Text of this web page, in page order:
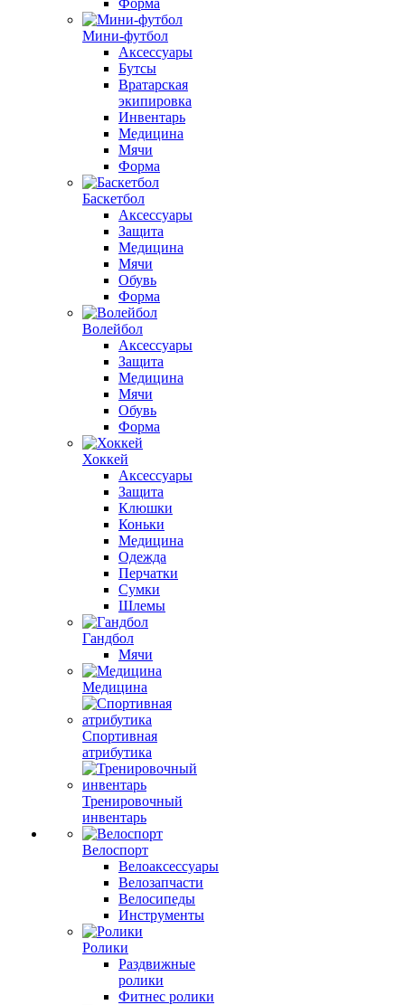
Форма
Мини-футбол
Аксессуары
Бутсы
Вратарская
экипировка
Инвентарь
Медицина
Мячи
Форма
Баскетбол
Аксессуары
Защита
Медицина
Мячи
Обувь
Форма
Волейбол
Аксессуары
Защита
Медицина
Мячи
Обувь
Форма
Хоккей
Аксессуары
Защита
Клюшки
Коньки
Медицина
Одежда
Перчатки
Сумки
Шлемы
Гандбол
Мячи
Медицина
Спортивная
атрибутика
Тренировочный
инвентарь
Велоспорт
Велоаксессуары
Велозапчасти
Велосипеды
Инструменты
Ролики
Раздвижные
ролики
Фитнес ролики